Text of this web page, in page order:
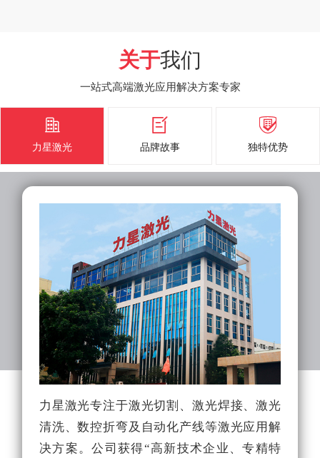
关于我们
一站式高端激光应用解决方案专家

力星激光

品牌故事

独特优势
力星激光专注于激光切割、激光焊接、激光
清洗、数控折弯及自动化产线等激光应用解
决方案。公司获得“高新技术企业、专精特